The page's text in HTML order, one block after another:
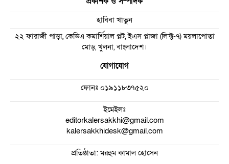
হাবিবা খাতুন
২২ ফারাজী পাড়া, কেডিএ কমার্শিয়াল প্লট, ইএস প্লাজা (লিফ্ট-৭) ময়লাপোতা
মোড়, খুলনা, বাংলাদেশ।
যোগাযোগ
ফোনঃ০১৯১১৮৩৭৫২০
ইমেইলঃ
editorkalersakkhi@gmail.com
kalersakkhidesk@gmail.com
প্রতিষ্ঠাতা: মরহুম কামাল হোসেন